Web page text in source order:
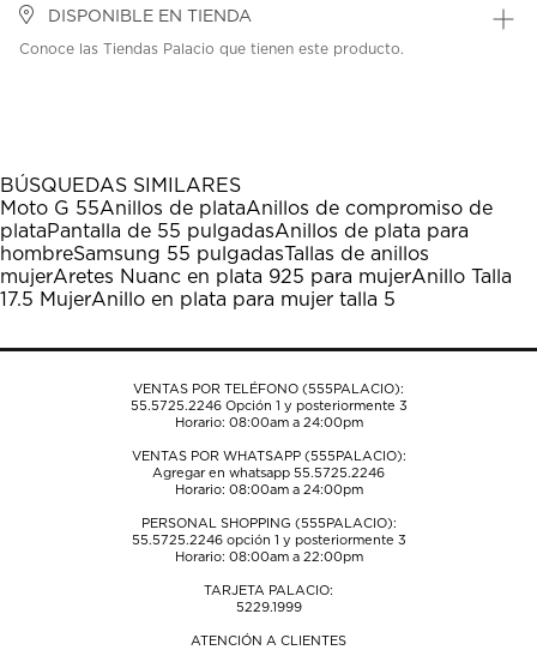
DISPONIBLE EN TIENDA
Conoce las Tiendas Palacio que tienen este producto.
BÚSQUEDAS SIMILARES
Moto G 55Anillos de plataAnillos de compromiso de
plataPantalla de 55 pulgadasAnillos de plata para
hombreSamsung 55 pulgadasTallas de anillos
mujerAretes Nuanc en plata 925 para mujerAnillo Talla
17.5 MujerAnillo en plata para mujer talla 5
VENTAS POR TELÉFONO (555PALACIO):
55.5725.2246Opción 1 y posteriormente 3
Horario: 08:00am a 24:00pm
VENTAS POR WHATSAPP (555PALACIO):
Agregar en whatsapp 55.5725.2246
Horario: 08:00am a 24:00pm
PERSONAL SHOPPING (555PALACIO):
55.5725.2246opción 1 y posteriormente 3
Horario: 08:00am a 22:00pm
TARJETA PALACIO:
5229.1999
ATENCIÓN A CLIENTES